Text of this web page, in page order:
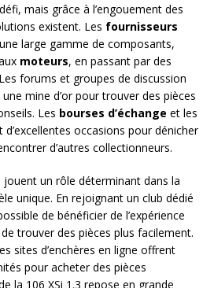
mais grâce à l’engouement des
existent. Les fournisseurs
large gamme de composants,
moteurs, en passant par des
forums et groupes de discussion
mine d’or pour trouver des pièces
Les bourses d’échange et les
occasions pour dénicher
d’autres collectionneurs.
jouent un rôle déterminant dans la
unique. En rejoignant un club dédié
de bénéficier de l’expérience
trouver des pièces plus facilement.
sites d’enchères en ligne offrent
pour acheter des pièces
la 106 XSi 1.3 repose en grande